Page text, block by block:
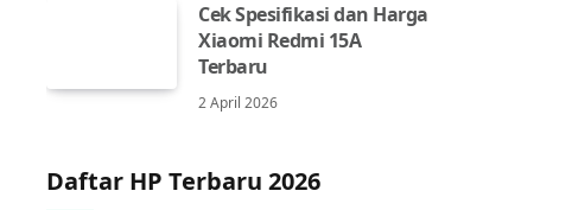
Cek Spesifikasi dan Harga
Xiaomi Redmi 15A
Terbaru
2 April 2026
Daftar HP Terbaru 2026